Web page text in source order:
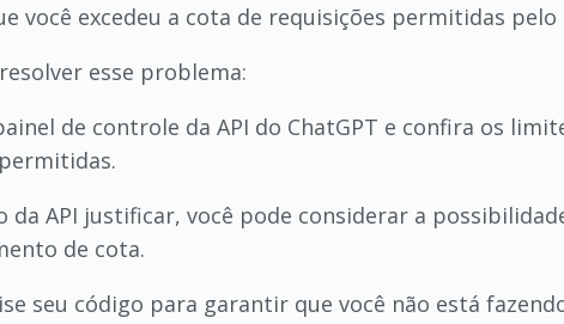
você excedeu a cota de requisições permitidas pelo
esse problema:
de controle da API do ChatGPT e confira os
da API justificar, você pode considerar a
de cota.
seu código para garantir que você não está